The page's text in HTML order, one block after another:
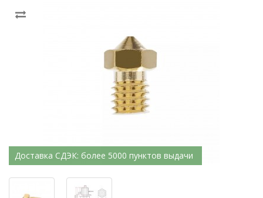
Доставка СДЭК: более 5000 пунктов выдачи